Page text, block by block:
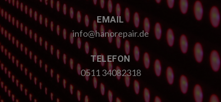
EMAIL
info@hanorepair.de
TELEFON
0511 34082318